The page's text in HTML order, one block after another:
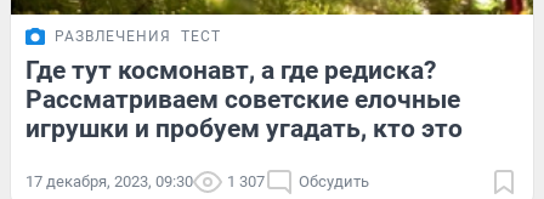
РАЗВЛЕЧЕНИЯ ТЕСТ
Где тут космонавт, а где редиска?
Рассматриваем советские елочные
игрушки и пробуем угадать, кто это
17 декабря, 2023, 09:30 1 307 Обсудить